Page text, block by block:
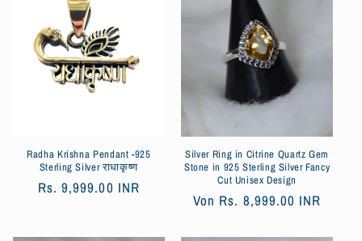
Radha Krishna Pendant -925
Sterling Silver राधाकृष्ण
Normaler
Rs. 9,999.00 INR
Silver Ring in Citrine Quartz Gem
Stone in 925 Sterling Silver Fancy
Cut Unisex Design
Normaler
Von Rs. 8,999.00 INR